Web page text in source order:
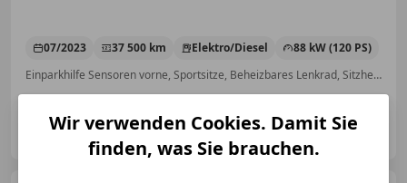
07/2023 37 500 km Elektro/Diesel
88 kW (120 PS)
Einparkhilfe Sensoren vorne, Sportsitze, Beheizbares Lenkrad, Sitzheizung, Regensensor, Beheizbare Frontscheibe, Navigationssystem, Lordosenstütze
4you Store GmbH
Wir verwenden Cookies. Damit Sie
finden, was Sie brauchen.